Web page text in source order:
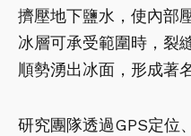
擠壓地下鹽水，使內部
冰層可承受範圍時，裂
順勢湧出冰面，形成著
研究團隊透過GPS定位